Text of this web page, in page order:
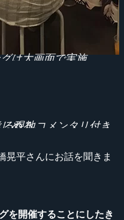
は大画面で実施
付きで試合を楽しめる
晃平さんにお話を聞きま
を開催することにしたき